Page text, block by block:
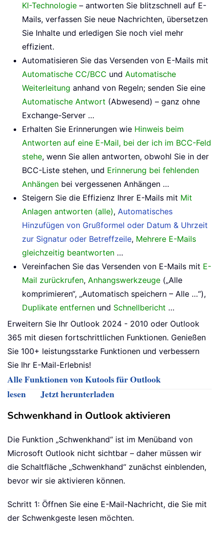
KI-Technologie – antworten Sie blitzschnell auf E-
Mails, verfassen Sie neue Nachrichten, übersetzen
Sie Inhalte und erledigen Sie noch viel mehr
effizient.
Automatisieren Sie das Versenden von E-Mails mit
Automatische CC/BCC und Automatische
Weiterleitung anhand von Regeln; senden Sie eine
Automatische Antwort (Abwesend) – ganz ohne
Exchange-Server …
Erhalten Sie Erinnerungen wie Hinweis beim
Antworten auf eine E-Mail, bei der ich im BCC-Feld
stehe, wenn Sie allen antworten, obwohl Sie in der
BCC-Liste stehen, und Erinnerung bei fehlenden
Anhängen bei vergessenen Anhängen …
Steigern Sie die Effizienz Ihrer E-Mails mit Mit
Anlagen antworten (alle), Automatisches
Hinzufügen von Grußformel oder Datum & Uhrzeit
zur Signatur oder Betreffzeile, Mehrere E-Mails
gleichzeitig beantworten …
Vereinfachen Sie das Versenden von E-Mails mit E-
Mail zurückrufen, Anhangswerkzeuge („Alle
komprimieren“, „Automatisch speichern – Alle …“),
Duplikate entfernen und Schnellbericht …
Erweitern Sie Ihr Outlook 2024 - 2010 oder Outlook
365 mit diesen fortschrittlichen Funktionen. Genießen
Sie 100+ leistungsstarke Funktionen und verbessern
Sie Ihr E-Mail-Erlebnis!
Alle Funktionen von Kutools für Outlook
lesen
Jetzt herunterladen
Schwenkhand in Outlook aktivieren
Die Funktion „Schwenkhand“ ist im Menüband von
Microsoft Outlook nicht sichtbar – daher müssen wir
die Schaltfläche „Schwenkhand“ zunächst einblenden,
bevor wir sie aktivieren können.
Schritt 1: Öffnen Sie eine E-Mail-Nachricht, die Sie mit
der Schwenkgeste lesen möchten.